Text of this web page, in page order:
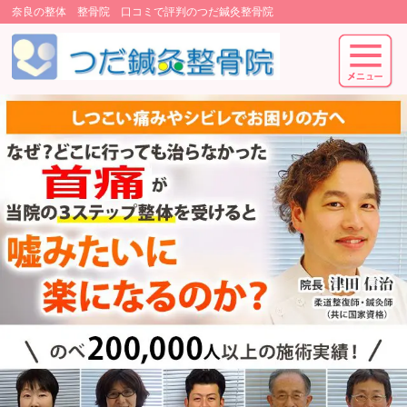
奈良の整体 整骨院 口コミで評判のつだ鍼灸整骨院